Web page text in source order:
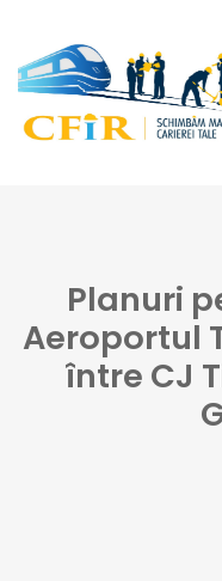
Planuri
Aeroportul
între CJ